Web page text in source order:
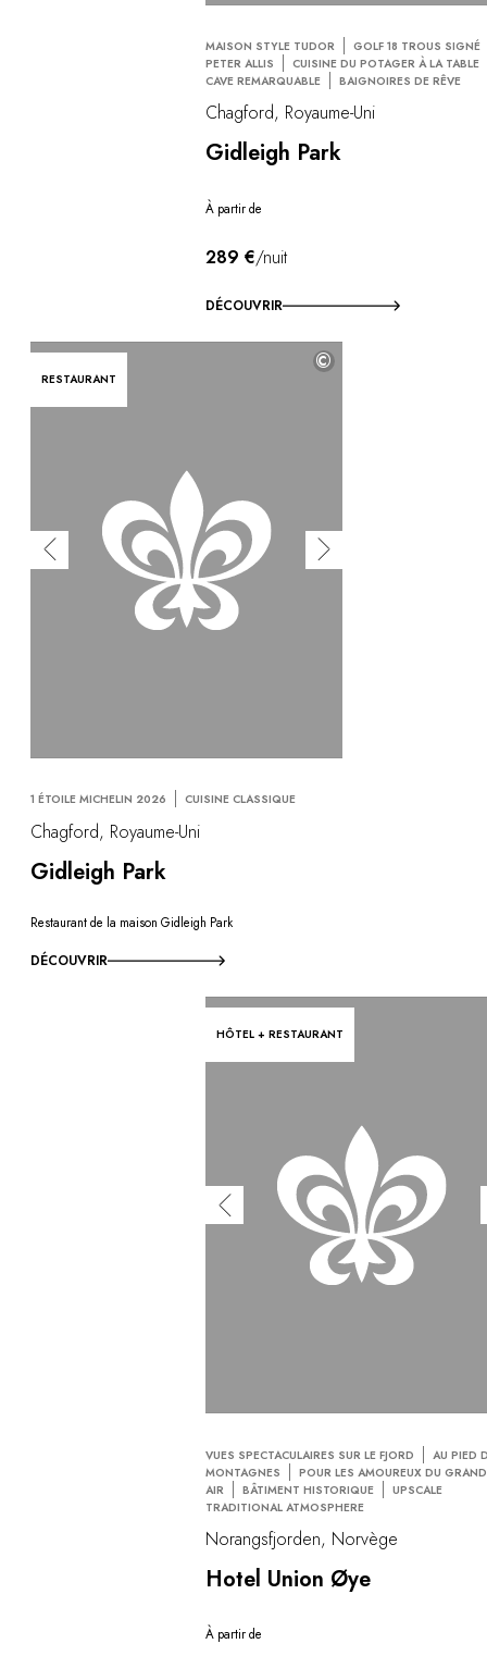
MAISON STYLE TUDOR
GOLF 18 TROUS SIGNÉ
PETER ALLIS
CUISINE DU POTAGER À LA TABLE
CAVE REMARQUABLE
BAIGNOIRES DE RÊVE
Chagford, Royaume-Uni
Gidleigh Park
À partir de
289 €/nuit
DÉCOUVRIR
RESTAURANT
©
1 ÉTOILE MICHELIN 2026 CUISINE CLASSIQUE
Chagford, Royaume-Uni
Gidleigh Park
Restaurant de la maison Gidleigh Park
DÉCOUVRIR
HÔTEL + RESTAURANT
VUES SPECTACULAIRES SUR LE FJORD
AU PIED
MONTAGNES
POUR LES AMOUREUX DU GRAND
AIR
BÂTIMENT HISTORIQUE
UPSCALE
TRADITIONAL ATMOSPHERE
Norangsfjorden, Norvège
Hotel Union Øye
À partir de